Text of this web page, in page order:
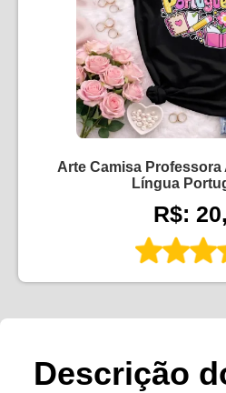
Arte Camisa
Língua
R$:
Descrição